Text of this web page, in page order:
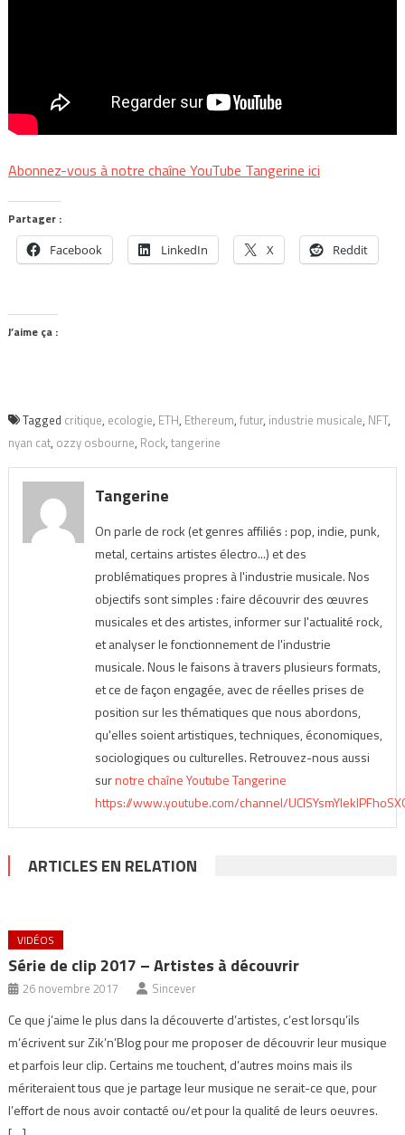
Abonnez-vous à notre chaîne YouTube Tangerine ici
Partager :
Facebook LinkedIn X Reddit
J’aime ça :
Tagged critique, ecologie, ETH, Ethereum, futur, industrie musicale, NFT,
nyan cat, ozzy osbourne, Rock, tangerine
Tangerine
On parle de rock (et genres affiliés : pop, indie, punk,
metal, certains artistes électro...) et des
problématiques propres à l'industrie musicale. Nos
objectifs sont simples : faire découvrir des œuvres
musicales et des artistes, informer sur l'actualité rock,
et analyser le fonctionnement de l'industrie
musicale. Nous le faisons à travers plusieurs formats,
et ce de façon engagée, avec de réelles prises de
position sur les thématiques que nous abordons,
qu'elles soient artistiques, techniques, économiques,
sociologiques ou culturelles. Retrouvez-nous aussi
surnotre chaîne Youtube Tangerine
https://www.youtube.com/channel/
ARTICLES EN RELATION
VIDÉOS
Série de clip 2017 – Artistes à découvrir
26 novembre 2017 Sincever
Ce que j’aime le plus dans la découverte d’artistes, c’est lorsqu’ils
m’écrivent sur Zik’n’Blog pour me proposer de découvrir leur musique
et parfois leur clip. Certains me touchent, d’autres moins mais ils
mériteraient tous que je partage leur musique ne serait-ce que, pour
l’effort de nous avoir contacté ou/et pour la qualité de leurs oeuvres.